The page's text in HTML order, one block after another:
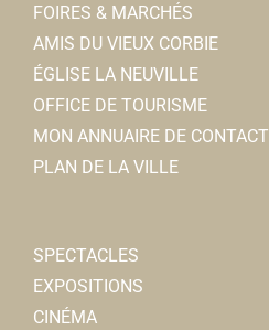
FOIRES & MARCHÉS
AMIS DU VIEUX CORBIE
ÉGLISE LA NEUVILLE
OFFICE DE TOURISME
MON ANNUAIRE DE CONTACT
PLAN DE LA VILLE
SPECTACLES
EXPOSITIONS
CINÉMA